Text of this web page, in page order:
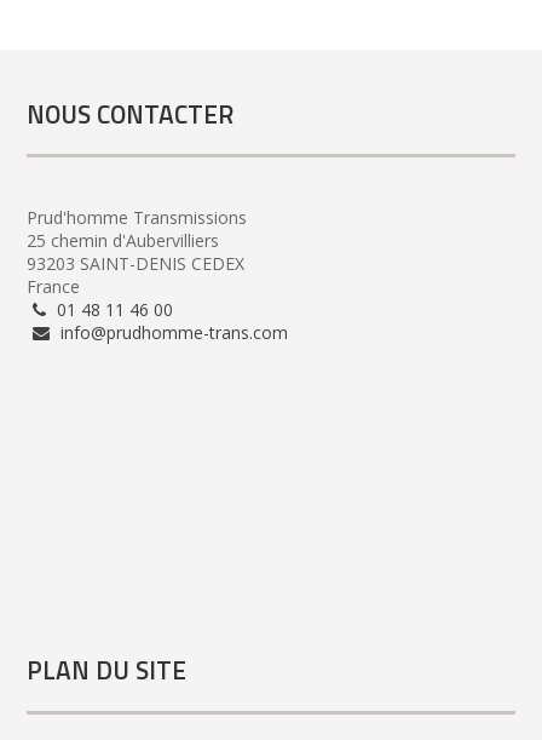
NOUS CONTACTER
Prud'homme Transmissions
25 chemin d'Aubervilliers
93203 SAINT-DENIS CEDEX
France
01 48 11 46 00
info@prudhomme-trans.com
PLAN DU SITE